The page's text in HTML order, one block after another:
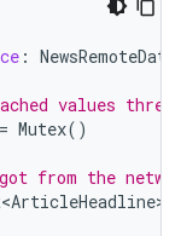
:
values
= Mutex()
from the